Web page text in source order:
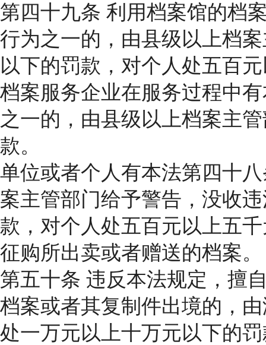
第四十九条 利用档案馆的档
行为之一的，由县级以上档
以下的罚款，对个人处五百
档案服务企业在服务过程中
之一的，由县级以上档案主
款。
单位或者个人有本法第四十
案主管部门给予警告，没收
款，对个人处五百元以上五
征购所出卖或者赠送的档案。
第五十条 违反本法规定，擅
档案或者其复制件出境的，
处一万元以上十万元以下的